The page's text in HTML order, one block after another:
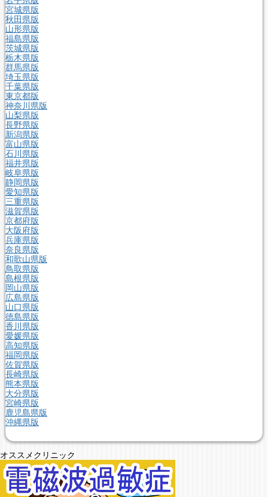
宮城県版
秋田県版
山形県版
福島県版
茨城県版
栃木県版
群馬県版
埼玉県版
千葉県版
東京都版
神奈川県版
山梨県版
長野県版
新潟県版
富山県版
石川県版
福井県版
岐阜県版
静岡県版
愛知県版
三重県版
滋賀県版
京都府版
大阪府版
兵庫県版
奈良県版
和歌山県版
鳥取県版
島根県版
岡山県版
広島県版
山口県版
徳島県版
香川県版
愛媛県版
高知県版
福岡県版
佐賀県版
長崎県版
熊本県版
大分県版
宮崎県版
鹿児島県版
沖縄県版
オススメクリニック